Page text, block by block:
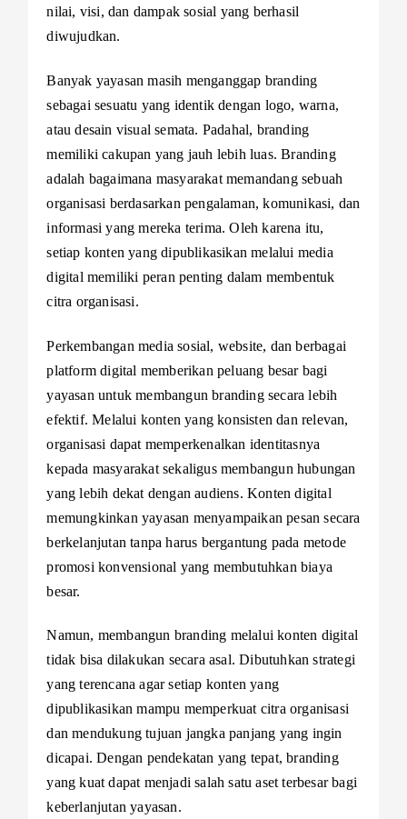
nilai, visi, dan dampak sosial yang berhasil
diwujudkan.
Banyak yayasan masih menganggap branding
sebagai sesuatu yang identik dengan logo, warna,
atau desain visual semata. Padahal, branding
memiliki cakupan yang jauh lebih luas. Branding
adalah bagaimana masyarakat memandang sebuah
organisasi berdasarkan pengalaman, komunikasi, dan
informasi yang mereka terima. Oleh karena itu,
setiap konten yang dipublikasikan melalui media
digital memiliki peran penting dalam membentuk
citra organisasi.
Perkembangan media sosial, website, dan berbagai
platform digital memberikan peluang besar bagi
yayasan untuk membangun branding secara lebih
efektif. Melalui konten yang konsisten dan relevan,
organisasi dapat memperkenalkan identitasnya
kepada masyarakat sekaligus membangun hubungan
yang lebih dekat dengan audiens. Konten digital
memungkinkan yayasan menyampaikan pesan secara
berkelanjutan tanpa harus bergantung pada metode
promosi konvensional yang membutuhkan biaya
besar.
Namun, membangun branding melalui konten digital
tidak bisa dilakukan secara asal. Dibutuhkan strategi
yang terencana agar setiap konten yang
dipublikasikan mampu memperkuat citra organisasi
dan mendukung tujuan jangka panjang yang ingin
dicapai. Dengan pendekatan yang tepat, branding
yang kuat dapat menjadi salah satu aset terbesar bagi
keberlanjutan yayasan.